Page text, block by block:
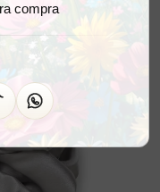
compra